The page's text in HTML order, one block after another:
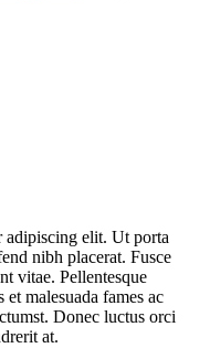
adipiscing elit. Ut porta
nibh placerat. Fusce
vitae. Pellentesque
malesuada fames ac
Donec luctus orci
at.